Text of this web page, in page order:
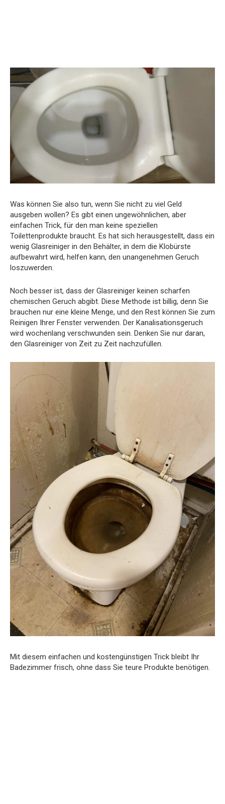
Was können Sie also tun, wenn Sie nicht zu viel Geld
ausgeben wollen? Es gibt einen ungewöhnlichen, aber
einfachen Trick, für den man keine speziellen
Toilettenprodukte braucht. Es hat sich herausgestellt, dass ein
wenig Glasreiniger in den Behälter, in dem die Klobürste
aufbewahrt wird, helfen kann, den unangenehmen Geruch
loszuwerden.
Noch besser ist, dass der Glasreiniger keinen scharfen
chemischen Geruch abgibt. Diese Methode ist billig, denn Sie
brauchen nur eine kleine Menge, und den Rest können Sie zum
Reinigen Ihrer Fenster verwenden. Der Kanalisationsgeruch
wird wochenlang verschwunden sein. Denken Sie nur daran,
den Glasreiniger von Zeit zu Zeit nachzufüllen.
Mit diesem einfachen und kostengünstigen Trick bleibt Ihr
Badezimmer frisch, ohne dass Sie teure Produkte benötigen.